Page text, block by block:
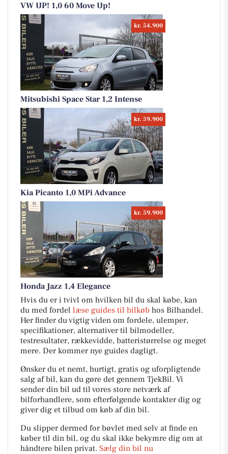
VW UP! 1,0 60 Move Up!
kr. 54.900
Mitsubishi Space Star 1,2 Intense
kr. 59.900
Kia Picanto 1,0 MPi Advance
kr. 59.900
Honda Jazz 1,4 Elegance
Hvis du er i tvivl om hvilken bil du skal købe, kan
du med fordel læse guides til bilkøb hos Bilhandel.
Her finder du vigtig viden om fordele, ulemper,
specifikationer, alternativer til bilmodeller,
testresultater, rækkevidde, batteristørrelse og meget
mere. Der kommer nye guides dagligt.
Ønsker du et nemt, hurtigt, gratis og uforpligtende
salg af bil, kan du gøre det gennem TjekBil. Vi
sender din bil ud til vores store netværk af
bilforhandlere, som efterfølgende kontakter dig og
giver dig et tilbud om køb af din bil.
Du slipper dermed for bøvlet med selv at finde en
køber til din bil, og du skal ikke bekymre dig om at
håndtere bilen privat. Sælg din bil nu